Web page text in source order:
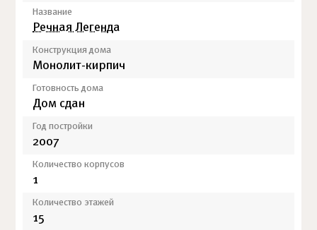
Название
Речная Легенда
Конструкция дома
Монолит-кирпич
Готовность дома
Дом сдан
Год постройки
2007
Количество корпусов
1
Количество этажей
15